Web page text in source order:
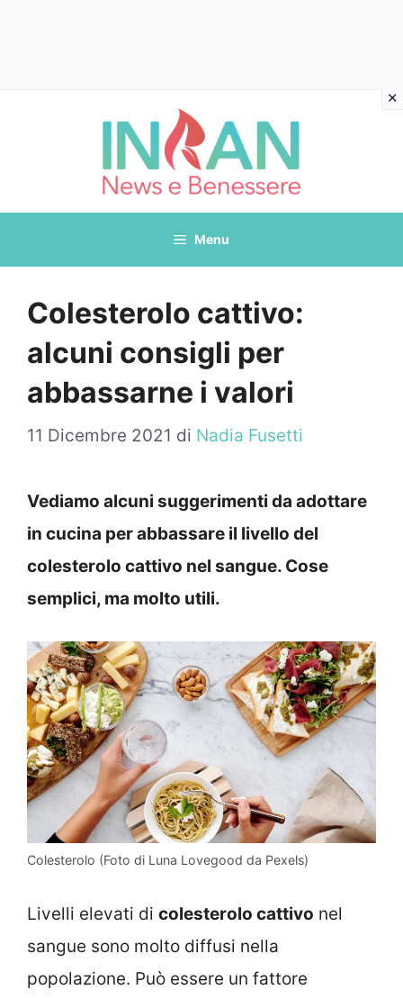
Menu
Colesterolo cattivo:
alcuni consigli per
abbassarne i valori
11 Dicembre 2021 di Nadia Fusetti
Vediamo alcuni suggerimenti da adottare
in cucina per abbassare il livello del
colesterolo cattivo nel sangue. Cose
semplici, ma molto utili.
Colesterolo (Foto di Luna Lovegood da Pexels)
Livelli elevati di colesterolo cattivo nel
sangue sono molto diffusi nella
popolazione. Può essere un fattore